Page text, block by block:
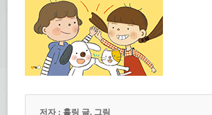
저자 : 홀링 글, 그림